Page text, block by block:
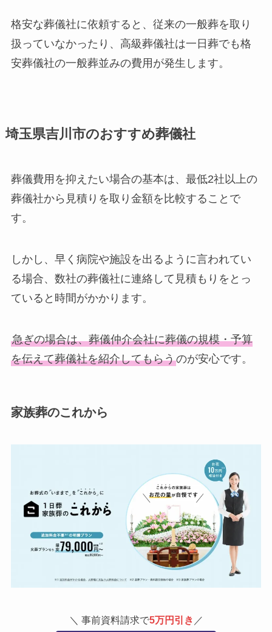
格安な葬儀社に依頼すると、従来の一般葬を取り
扱っていなかったり、高級葬儀社は一日葬でも格
安葬儀社の一般葬並みの費用が発生します。
埼玉県吉川市のおすすめ葬儀社
葬儀費用を抑えたい場合の基本は、最低2社以上の
葬儀社から見積りを取り金額を比較することで
す。
しかし、早く病院や施設を出るように言われてい
る場合、数社の葬儀社に連絡して見積もりをとっ
ていると時間がかかります。
急ぎの場合は、葬儀仲介会社に葬儀の規模・予算
を伝えて葬儀社を紹介してもらうのが安心です。
家族葬のこれから
＼ 事前資料請求で5万円引き ／